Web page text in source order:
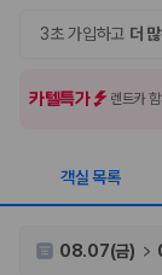
제주렌트카
제주도 렌트카는 업
장소, 취소 규정이
3초 가입하고 더
카텔특가 렌트카
객실 목록
08.07(금)